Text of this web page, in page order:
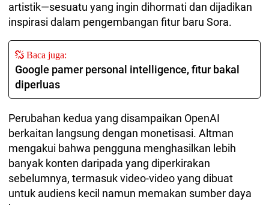
artistik—sesuatu yang ingin dihormati dan dijadikan
inspirasi dalam pengembangan fitur baru Sora.
Baca juga:
Google pamer personal intelligence, fitur bakal
diperluas
Perubahan kedua yang disampaikan OpenAI
berkaitan langsung dengan monetisasi. Altman
mengakui bahwa pengguna menghasilkan lebih
banyak konten daripada yang diperkirakan
sebelumnya, termasuk video-video yang dibuat
untuk audiens kecil namun memakan sumber daya